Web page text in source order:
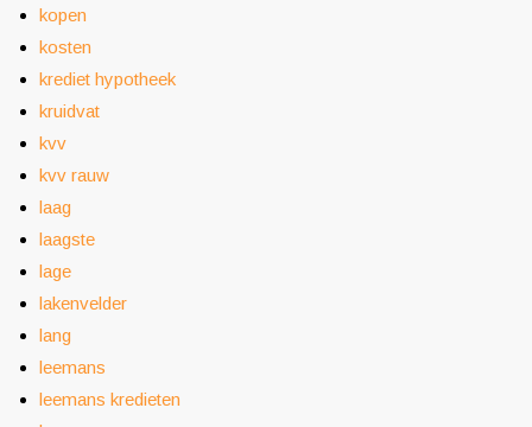
kopen
kosten
krediet hypotheek
kruidvat
kvv
kvv rauw
laag
laagste
lage
lakenvelder
lang
leemans
leemans kredieten